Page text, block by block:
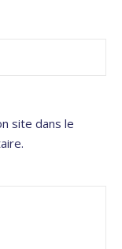
site dans le